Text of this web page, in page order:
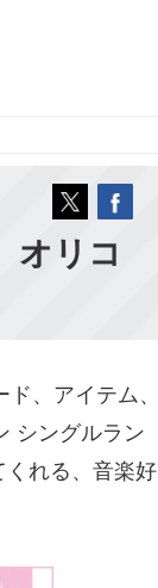
オリコ
、アイテム、
シングルラン
くれる、音楽好